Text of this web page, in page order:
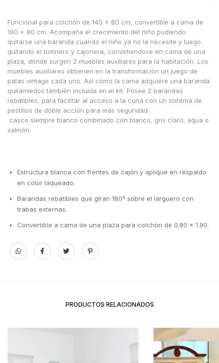
Medios de envío
CALCULAR
No sé mi código postal
Funcional para colchón de 140 x 80 cm, convertible a cama de
190 x 80 cm. Acompaña el crecimiento del niño pudiendo
quitarse una baranda cuando el niño ya no la necesite y luego
quitando el botinero y cajonera, convirtiendose en cama de una
plaza; dónde surgen 2 muebles auxiliares para la habitación. Los
muebles auxiliares obtienen en la transformación un juego de
patas vintage cada uno. Así como la cama adquiere una baranda
quitamiedos también incluida en el kit. Posee 2 barandas
rebatibles, para facilitar al acceso a la cuna con un sistema de
pestillos de doble acción para más seguridad.
casco siempre blanco combinado con blanco, gris claro, aqua o
salmón.
Estructura blanca con frentes de cajón y aplique en respaldo
en color laqueado.
Barandas rebatibles que giran 180º sobre el larguero con
trabas externas.
Convertible a cama de una plaza para colchón de 0.80 x 1.90.
PRODUCTOS RELACIONADOS